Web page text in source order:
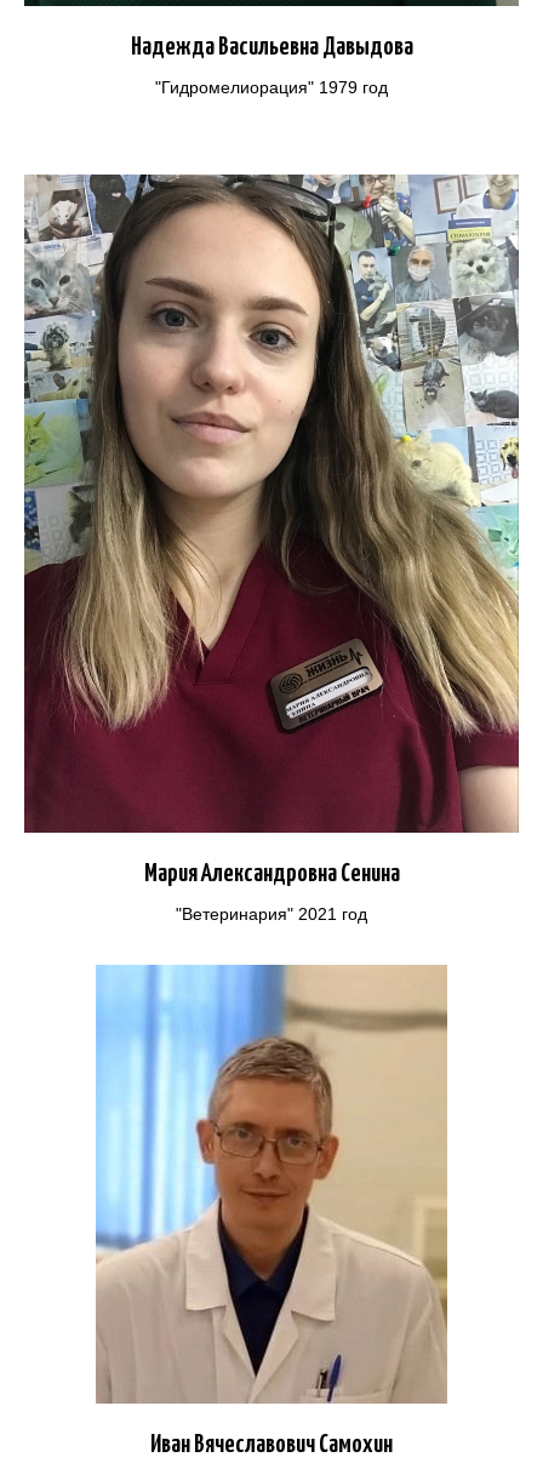
Надежда Васильевна Давыдова
"Гидромелиорация" 1979 год
Мария Александровна Сенина
"Ветеринария" 2021 год
Иван Вячеславович Самохин